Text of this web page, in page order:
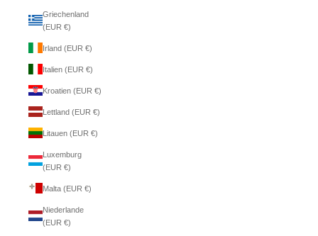
Griechenland
(EUR €)
Irland (EUR €)
Italien (EUR €)
Kroatien (EUR €)
Lettland (EUR €)
Litauen (EUR €)
Luxemburg
(EUR €)
Malta (EUR €)
Niederlande
(EUR €)